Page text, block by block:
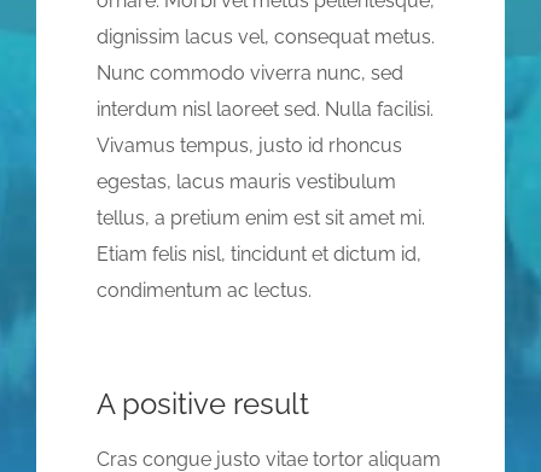
dignissim lacus vel, consequat metus.
Nunc commodo viverra nunc, sed
interdum nisl laoreet sed. Nulla facilisi.
Vivamus tempus, justo id rhoncus
egestas, lacus mauris vestibulum
tellus, a pretium enim est sit amet mi.
Etiam felis nisl, tincidunt et dictum id,
condimentum ac lectus.
A positive result
Cras congue justo vitae tortor aliquam